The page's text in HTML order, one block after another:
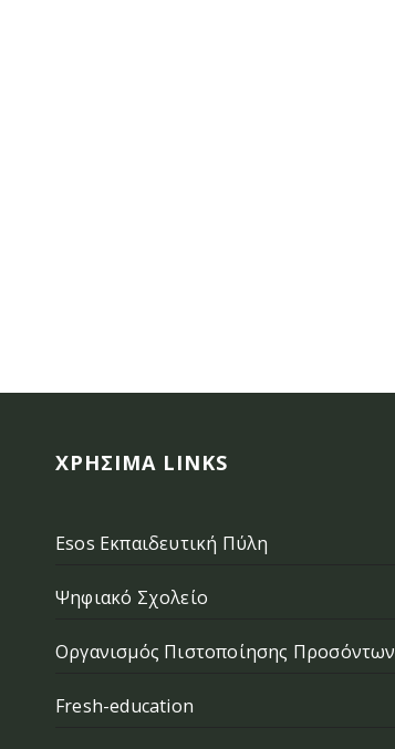
ΧΡΉΣΙΜΑ LINKS
Esos Εκπαιδευτική Πύλη
Ψηφιακό Σχολείο
Οργανισμός Πιστοποίησης Προσόντων
Fresh-education